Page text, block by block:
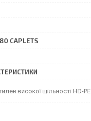
CAPLETS
високої щільності HD-PE